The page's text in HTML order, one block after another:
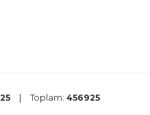
Toplam: 456925